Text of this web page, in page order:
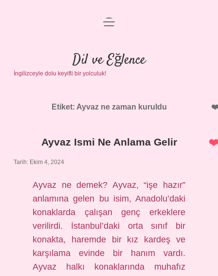
Anasayfa
Gizlilik Politikası
Yasal Uyarı
menüyü
Dil ve Eğlence
İngilizceyle dolu keyifli bir yolculuk!
Etiket: Ayvaz ne zaman kuruldu
Ayvaz Ismi Ne Anlama Gelir
Tarih: Ekim 4, 2024
Ayvaz ne demek? Ayvaz, “işe hazır”
anlamına gelen bu isim, Anadolu’daki
konaklarda çalışan genç erkeklere
verilirdi. İstanbul’daki orta sınıf bir
konakta, haremde bir kız kardeş ve
karşılama evinde bir hanım vardı.
Ayvaz halkı konaklarında muhafız